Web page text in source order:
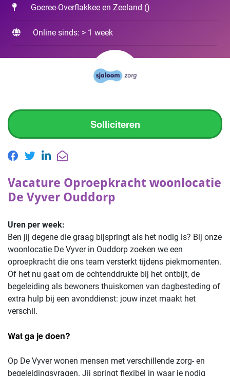
Goeree-Overflakkee en Zeeland ()
Online sinds: > 1 week
Solliciteren
Vacature Oproepkracht woonlocatie
De Vyver Ouddorp
Uren per week:
Ben jij degene die graag bijspringt als het nodig is? Bij onze
woonlocatie De Vyver in Ouddorp zoeken we een
oproepkracht die ons team versterkt tijdens piekmomenten.
Of het nu gaat om de ochtenddrukte bij het ontbijt, de
begeleiding als bewoners thuiskomen van dagbesteding of
extra hulp bij een avonddienst: jouw inzet maakt het
verschil.
Wat ga je doen?
Op De Vyver wonen mensen met verschillende zorg- en
begeleidingsvragen. Jij springt flexibel in waar je nodig